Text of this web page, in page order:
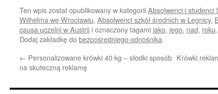
Ten wpis został opublikowany w kategoriiAbsolwenci i studenci
Wilhelma we Wrocławiu, Absolwenci szkół średnich w Legnicy,
causa uczelni w Austrii i oznaczony tagami jako, jego, nad, roku
Dodaj zakładkę dobezpośredniego odnośnika.
← Personalizowane krówki 40 kg – słodki sposób
na skuteczną reklamę
Krówki